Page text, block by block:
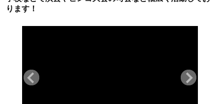
学校などで演芸やビンゴ大会の司会など幅広く活動してお